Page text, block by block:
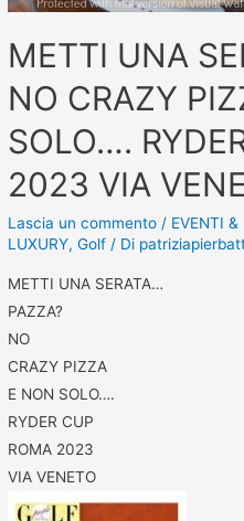
METTI UNA
NO CRAZY
SOLO….
2023 VIA
Lascia un commento / EVENTI &
LUXURY,Golf / Di
METTI UNA SERATA…
PAZZA?
NO
CRAZY PIZZA
E NON SOLO….
RYDER CUP
ROMA 2023
VIA VENETO